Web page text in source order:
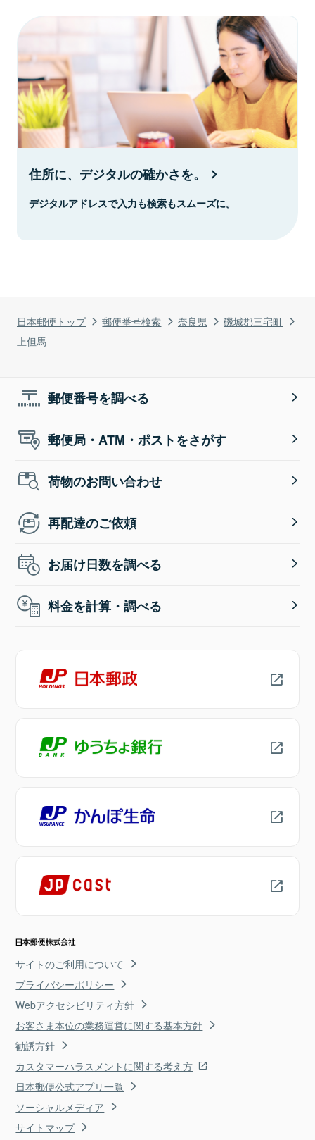
日本郵便トップ 郵便番号検索 奈良県
磯城郡三宅町
上但馬
住所に、デジタルの確かさを。
デジタルアドレスで入力も検索もスムーズに。
郵便番号を調べる
郵便局・ATM・ポストをさがす
荷物のお問い合わせ
再配達のご依頼
お届け日数を調べる
料金を計算・調べる
サイトのご利用について
プライバシーポリシー
Webアクセシビリティ方針
お客さま本位の業務運営に関する基本方針
勧誘方針
カスタマーハラスメントに関する考え方
日本郵便公式アプリ一覧
ソーシャルメディア
サイトマップ